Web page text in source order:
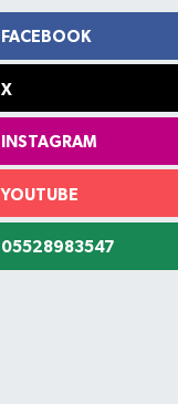
FACEBOOK
X
INSTAGRAM
YOUTUBE
05528983547